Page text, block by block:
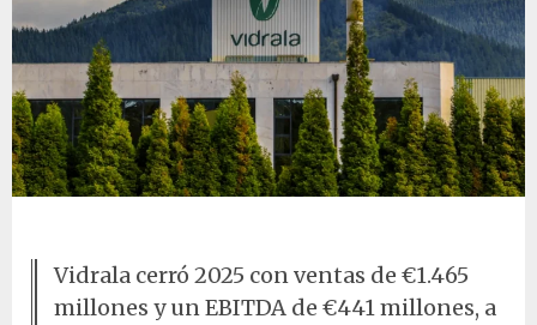
Vidrala cerró 2025 con ventas de €1.465
millones y un EBITDA de €441 millones, a